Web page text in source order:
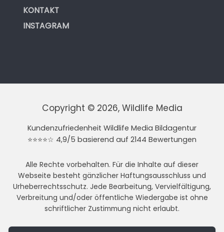
KONTAKT
INSTAGRAM
Copyright © 2026, Wildlife Media
Kundenzufriedenheit Wildlife Media Bildagentur
⭐⭐⭐⭐☆ 4,9/5 basierend auf 2144 Bewertungen
Alle Rechte vorbehalten. Für die Inhalte auf dieser
Webseite besteht gänzlicher Haftungsausschluss und
Urheberrechtsschutz. Jede Bearbeitung, Vervielfältigung,
Verbreitung und/oder öffentliche Wiedergabe ist ohne
schriftlicher Zustimmung nicht erlaubt.